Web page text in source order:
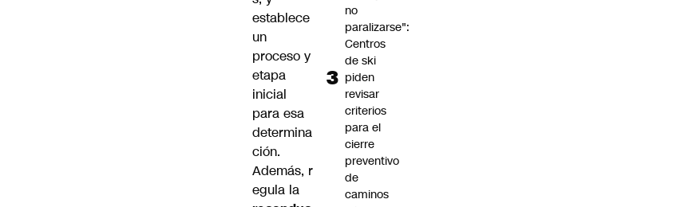
establece
un
proceso y
etapa
inicial
para esa
determina
ción.
Además, r
egula la
no
paralizarse":
Centros
de ski
piden
revisar
criterios
para el
cierre
preventivo
de
caminos